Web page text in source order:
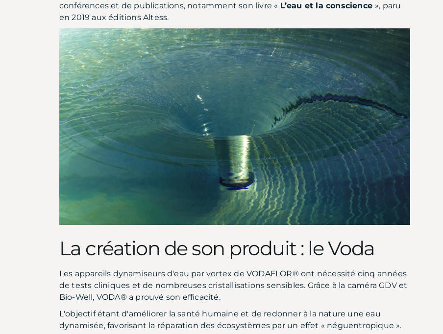
conférences et de publications, notamment son livre « L’eau et la conscience», paru
en 2019 aux éditions Altess.
La création de son produit : le Voda
Les appareils dynamiseurs d'eau par vortex de VODAFLOR® ont nécessité cinq années
de tests cliniques et de nombreuses cristallisations sensibles. Grâce à la caméra GDV et
Bio-Well, VODA® a prouvé son efficacité.
L'objectif étant d'améliorer la santé humaine et de redonner à la nature une eau
dynamisée, favorisant la réparation des écosystèmes par un effet « néguentropique ».